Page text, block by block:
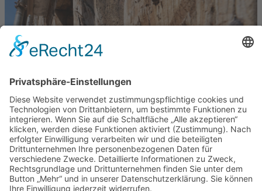
Facebook Envelope